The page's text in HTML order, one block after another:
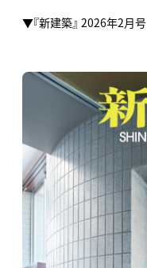
▼『新建築』 2026年2月号